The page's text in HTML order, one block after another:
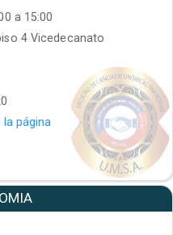
a 15:00
4 Vicedecanato
la página